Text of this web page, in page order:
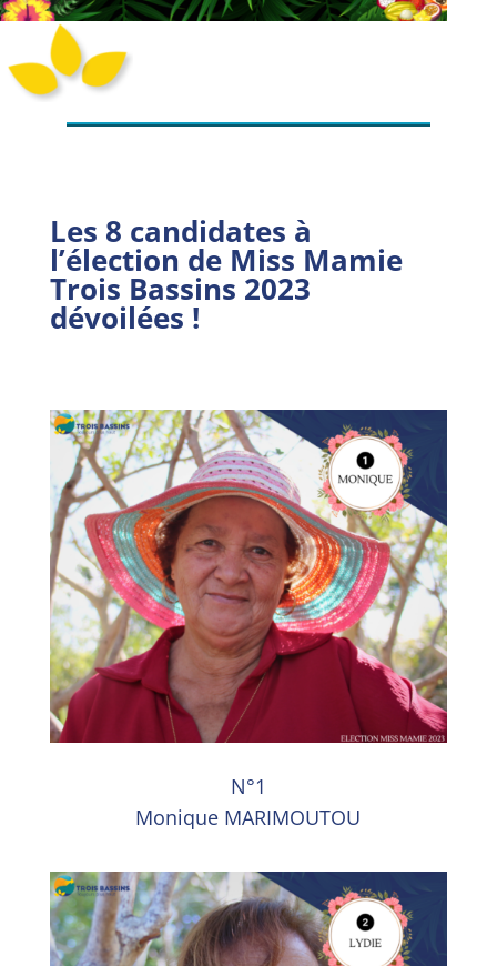
Les 8 candidates à
l’élection de Miss Mamie
Trois Bassins 2023
dévoilées !
N°1
Monique MARIMOUTOU